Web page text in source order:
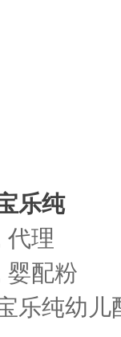
乐纯
代理
婴配粉
乐纯幼儿